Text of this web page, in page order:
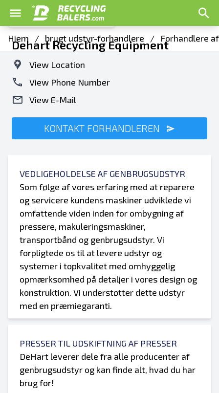
Hjem / brugt udstyr-forhandlere / Forhandlere
Dehart Recycling Equipment
View Location
View Phone Number
View E-Mail
KONTAKT FORHANDLEREN
VEDLIGEHOLDELSE AF GENBRUGSUDSTYR
Som følge af vores erfaring med at reparere
og servicere kundens maskiner udviklede vi
omfattende viden inden for ombygning af
pressere, makuleringsmaskiner,
transportbånd og genbrugsudstyr. Vi
forpligtede os til at levere udstyr og
systemer i topkvalitet med omhyggelig
opmærksomhed på detaljer i vores design og
konstruktion. Vi understøtter dette udstyr
med en præmiegaranti.
PRESSER TIL UDSKIFTNING AF PRESSER
DeHart leverer dele fra alle producenter af
genbrugsudstyr og kan finde alt, hvad du har
brug for!